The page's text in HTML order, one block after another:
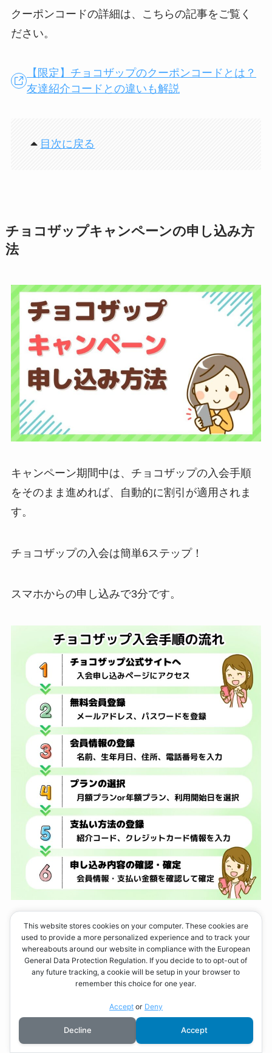
クーポンコードの詳細は、こちらの記事をご覧く
ださい。
【限定】チョコザップのクーポンコードとは？
友達紹介コードとの違いも解説
目次に戻る
チョコザップキャンペーンの申し込み方
法
キャンペーン期間中は、チョコザップの入会手順
をそのまま進めれば、自動的に割引が適用されま
す。
チョコザップの入会は簡単6ステップ！
スマホからの申し込みで3分です。
入会手順の流れ
チョコザップ公式サイトへ
無料会員登録
This website stores cookies on your computer. These cookies are
used to provide a more personalized experience and to track your
whereabouts around our website in compliance with the European
General Data Protection Regulation. If you decide to to opt-out of
any future tracking, a cookie will be setup in your browser to
remember this choice for one year.
Acceptor Deny
Decline Accept